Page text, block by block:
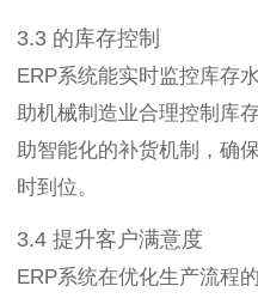
3.3 的库存控制
ERP系统能实时监控库存
助机械制造业合理控制库
助智能化的补货机制，确
时到位。
3.4 提升客户满意度
ERP系统在优化生产流程